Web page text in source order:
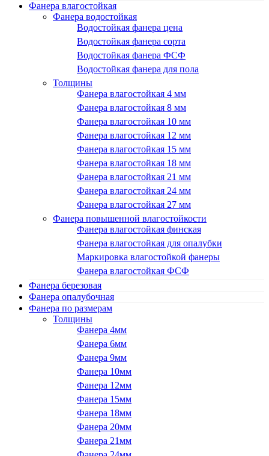
Фанера влагостойкая
Фанера водостойкая
Водостойкая фанера цена
Водостойкая фанера сорта
Водостойкая фанера ФСФ
Водостойкая фанера для пола
Толщины
Фанера влагостойкая 4 мм
Фанера влагостойкая 8 мм
Фанера влагостойкая 10 мм
Фанера влагостойкая 12 мм
Фанера влагостойкая 15 мм
Фанера влагостойкая 18 мм
Фанера влагостойкая 21 мм
Фанера влагостойкая 24 мм
Фанера влагостойкая 27 мм
Фанера повышенной влагостойкости
Фанера влагостойкая финская
Фанера влагостойкая для опалубки
Маркировка влагостойкой фанеры
Фанера влагостойкая ФСФ
Фанера березовая
Фанера опалубочная
Фанера по размерам
Толщины
Фанера 4мм
Фанера 6мм
Фанера 9мм
Фанера 10мм
Фанера 12мм
Фанера 15мм
Фанера 18мм
Фанера 20мм
Фанера 21мм